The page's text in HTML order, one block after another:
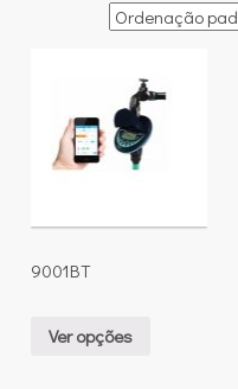
9001BT
Ver opções